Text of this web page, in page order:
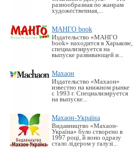
разнообразная по жанрам
художественная,...
МАНГО book
Издательство «MАНГО
book» находится в Харькове,
специализируется на
выпуске развивающей и...
Махаон
Издательство «Махаон»
известно на книжном рынке
с 1993 г. Специализируется
на выпуске...
Махаон-Україна
Видавництво «Махаон-
Україна» було створено в
1997 році, й воно одразу
стало лідером у галузі...